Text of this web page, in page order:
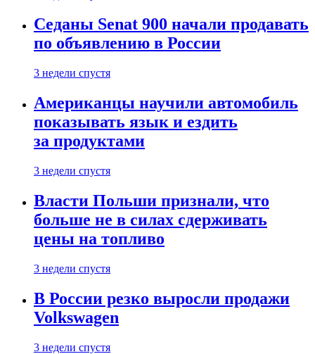
Седаны Senat 900 начали продавать
по объявлению в России
3 недели спустя
Американцы научили автомобиль
показывать язык и ездить
за продуктами
3 недели спустя
Власти Польши признали, что
больше не в силах сдерживать
цены на топливо
3 недели спустя
В России резко выросли продажи
Volkswagen
3 недели спустя